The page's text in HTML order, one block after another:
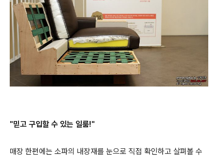
"믿고 구입할 수 있는 일룸!"
매장 한편에는 소파의 내장재를 눈으로 직접 확인하고 살펴볼 수